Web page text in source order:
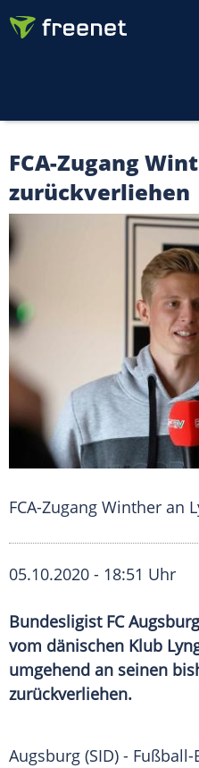
FCA-Zugang
zurückverliehen
FCA-Zugang Winther an
05.10.2020 - 18:51 Uhr
Bundesligist FC
vom dänischen Klub
umgehend an seinen
zurückverliehen.
Augsburg (SID) -